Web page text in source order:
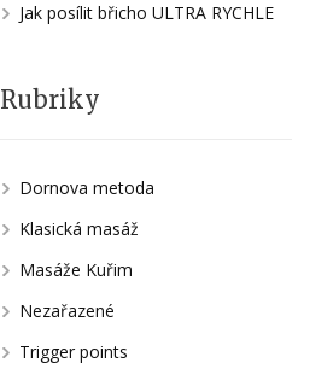
Jak posílit břicho ULTRA RYCHLE
Rubriky
Dornova metoda
Klasická masáž
Masáže Kuřim
Nezařazené
Trigger points